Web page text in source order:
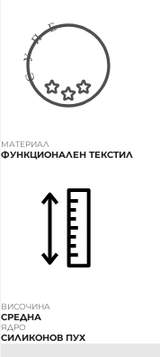
МАТЕРИАЛ
ФУНКЦИОНАЛЕН ТЕКСТИЛ
ВИСОЧИНА
СРЕДНА
ЯДРО
СИЛИКОНОВ ПУХ